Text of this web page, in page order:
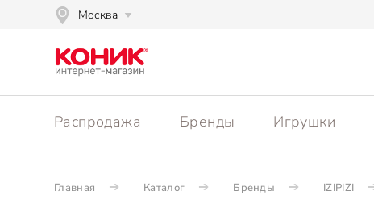
Москва
Распродажа Бренды Игрушки
Главная Каталог Бренды IZIPIZI